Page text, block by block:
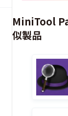
MiniTool
似製品